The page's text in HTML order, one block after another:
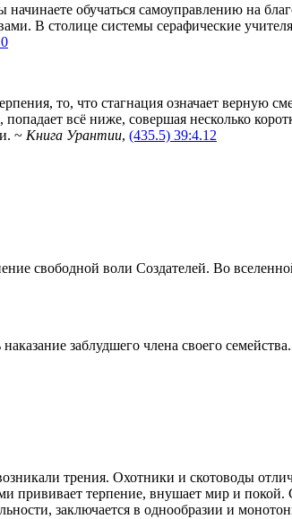
обучаться самоуправлению на
В столице системы серафические
то, что стагнация означает верную
попадает всё ниже, совершая несколько
~ Книга Урантии, (435.5) 39:4.12
свободной воли Создателей. Во
заблудшего члена своего
трения. Охотники и скотоводы
прививает терпение, внушает мир и
заключается в однообразии и